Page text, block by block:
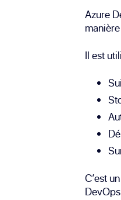
Azure
Il est
C’est